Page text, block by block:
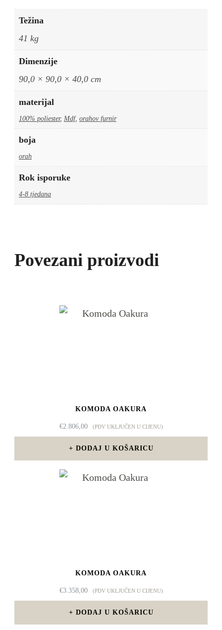
Težina
41 kg
Dimenzije
90,0 × 90,0 × 40,0 cm
materijal
100% poliester, Mdf, orahov furnir
boja
orah
Rok isporuke
4-8 tjedana
Povezani proizvodi
KOMODA OAKURA
€2.806,00 (PDV UKLJUČEN U CIJENU)
DODAJ U KOŠARICU
KOMODA OAKURA
€3.358,00 (PDV UKLJUČEN U CIJENU)
DODAJ U KOŠARICU